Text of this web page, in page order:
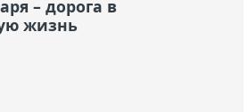
– дорога в
жизнь